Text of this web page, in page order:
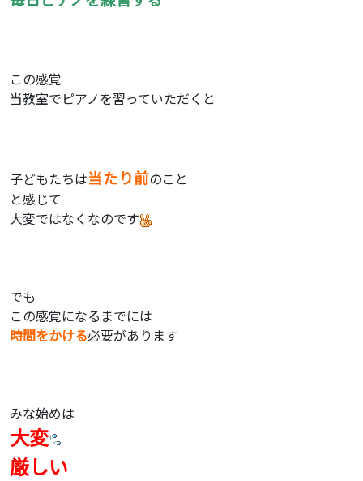
この感覚
当教室でピアノを習っていただくと
子どもたちは当たり前のこと
と感じて
大変ではなくなのです
でも
この感覚になるまでには
時間をかける必要があります
みな始めは
大変
厳しい